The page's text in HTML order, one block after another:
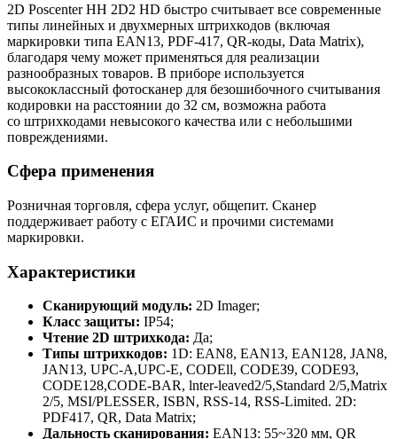
2D Poscenter HH 2D2 HD быстро считывает все современные
типы линейных и двухмерных штрихкодов (включая
маркировки типа EAN13, PDF-417, QR-коды, Data Matrix),
благодаря чему может применяться для реализации
разнообразных товаров. В приборе используется
высококлассный фотосканер для безошибочного считывания
кодировки на расстоянии до 32 см, возможна работа
со штрихкодами невысокого качества или с небольшими
повреждениями.
Сфера применения
Розничная торговля, сфера услуг, общепит. Сканер
поддерживает работу с ЕГАИС и прочими системами
маркировки.
Характеристики
Сканирующий модуль: 2D Imager;
Класс защиты: IP54;
Чтение 2D штрихкода: Да;
Типы штрихкодов: 1D: EAN8, EAN1З, EAN128, JAN8,
JAN1З, UPC-A,UPC-E, CODEll, СОDЕЗ9, CODE93,
CODE128,CODE-BAR, lnter-leaved2/5,Standard 2/5,Matrix
2/5, MSI/PLESSER, ISBN, RSS-14, RSS-Limited. 2D:
PDF417, QR, Data Matrix;
Дальность сканирования: EAN1З: 55~320 мм, QR